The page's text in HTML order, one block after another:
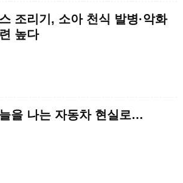
조리기, 소아 천식 발병·악화
높다
을 나는 자동차 현실로…